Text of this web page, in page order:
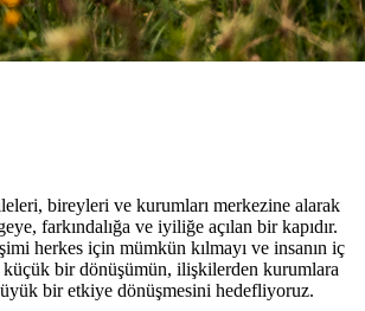
bireyleri ve kurumları merkezine alarak
farkındalığa ve iyiliğe açılan bir kapıdır.
herkes için mümkün kılmayı ve insanın iç
küçük bir dönüşümün, ilişkilerden kurumlara
bir etkiye dönüşmesini hedefliyoruz.